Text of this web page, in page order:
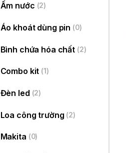
Ấm nước (2)
Áo khoát dùng pin (0)
Bình chứa hóa chất (2)
Combo kit (1)
Đèn led (2)
Loa công trường (2)
Makita (0)